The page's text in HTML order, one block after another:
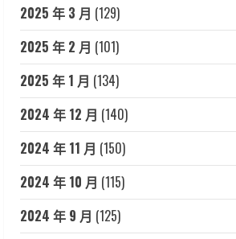
2025 年 3 月 (129)
2025 年 2 月 (101)
2025 年 1 月 (134)
2024 年 12 月 (140)
2024 年 11 月 (150)
2024 年 10 月 (115)
2024 年 9 月 (125)